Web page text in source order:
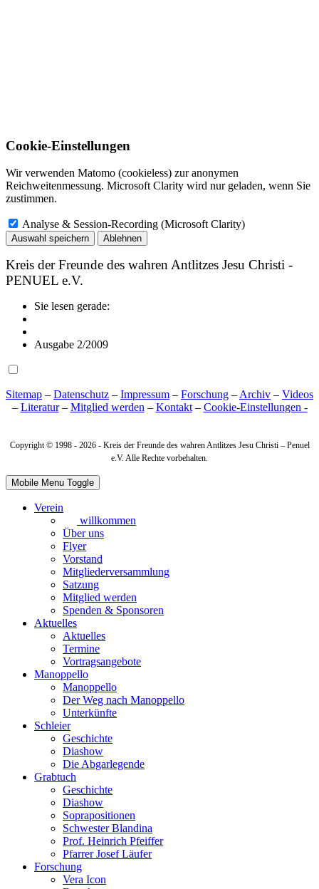
Cookie-Einstellungen
Wir verwenden Matomo (cookieless) zur anonymen
Reichweitenmessung. Microsoft Clarity wird nur geladen, wenn Sie
zustimmen.
Analyse & Session-Recording (Microsoft Clarity)
Auswahl speichern Ablehnen
Kreis der Freunde des wahren Antlitzes Jesu Christi -
PENUEL e.V.
Sie lesen gerade:
Ausgabe 2/2009
Sitemap – Datenschutz – Impressum – Forschung – Archiv – Videos
– Literatur– Mitglied werden – Kontakt– Cookie‑Einstellungen -
Copyright © 1998 - 2026 - Kreis der Freunde des wahren Antlitzes Jesu Christi – Penuel
e.V. Alle Rechte vorbehalten.
Mobile Menu Toggle
Verein
willkommen
Über uns
Flyer
Vorstand
Mitgliederversammlung
Satzung
Mitglied werden
Spenden & Sponsoren
Aktuelles
Aktuelles
Termine
Vortragsangebote
Manoppello
Manoppello
Der Weg nach Manoppello
Unterkünfte
Schleier
Geschichte
Diashow
Die Abgarlegende
Grabtuch
Geschichte
Diashow
Soprapositionen
Schwester Blandina
Prof. Heinrich Pfeiffer
Pfarrer Josef Läufer
Forschung
Vera Icon